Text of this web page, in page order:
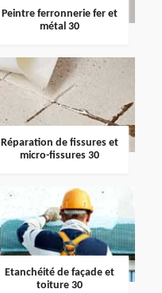
Peintre ferronnerie fer et
métal 30
Réparation de fissures et
micro-fissures 30
Etanchéité de façade et
toiture 30